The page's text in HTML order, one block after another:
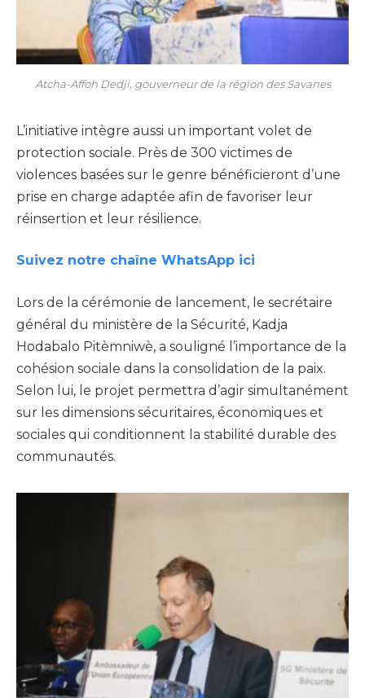
Atcha-Affoh Dedji, gouverneur de la région des Savanes
L’initiative intègre aussi un important volet de
protection sociale. Près de 300 victimes de
violences basées sur le genre bénéficieront d’une
prise en charge adaptée afin de favoriser leur
réinsertion et leur résilience.
Suivez notre chaîne WhatsApp ici
Lors de la cérémonie de lancement, le secrétaire
général du ministère de la Sécurité, Kadja
Hodabalo Pitèmniwè, a souligné l’importance de la
cohésion sociale dans la consolidation de la paix.
Selon lui, le projet permettra d’agir simultanément
sur les dimensions sécuritaires, économiques et
sociales qui conditionnent la stabilité durable des
communautés.